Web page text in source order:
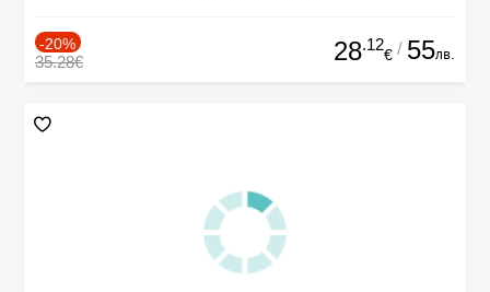
-20%
35.28€ 28.12
€ / 55лв.